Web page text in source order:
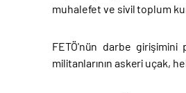
muhalefet ve sivil toplum
FETÖ'nün darbe girişimini
militanlarının askeri uçak,